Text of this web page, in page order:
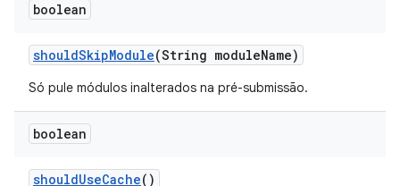
boolean
shouldSkipModule(String moduleName)
Só pule módulos inalterados na pré-submissão.
boolean
shouldUseCache()